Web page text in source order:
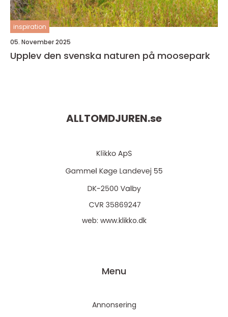
inspiration
05. November 2025
Upplev den svenska naturen på moosepark
ALLTOMDJUREN.se
web: www.klikko.dk
Menu
Annonsering